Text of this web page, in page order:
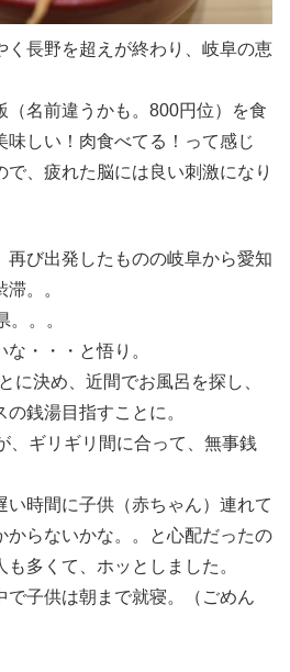
く長野を超えが終わり、岐阜の恵
（名前違うかも。800円位）を食
味しい！肉食べてる！って感じ
で、疲れた脳には良い刺激になり
再び出発したものの岐阜から愛知
。。
。。
・・・と悟り。
に決め、近間でお風呂を探し、
銭湯目指すことに。
、ギリギリ間に合って、無事銭
い時間に子供（赤ちゃん）連れて
からないかな。。と心配だったの
多くて、ホッとしました。
で子供は朝まで就寝。（ごめん